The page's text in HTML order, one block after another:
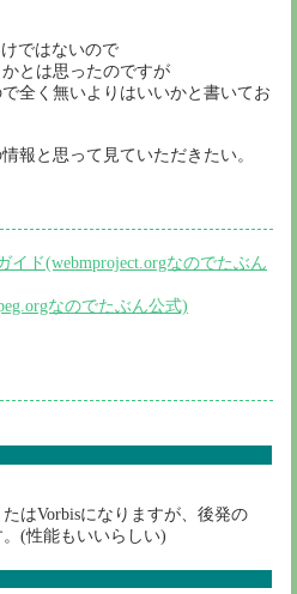
ではないので
とは思ったのですが
全く無いよりはいいかと書いてお
報と思って見ていただきたい。
イド(webmproject.orgなのでたぶん
なのでたぶん公式)
たはVorbisになりますが、後発の
(性能もいいらしい)